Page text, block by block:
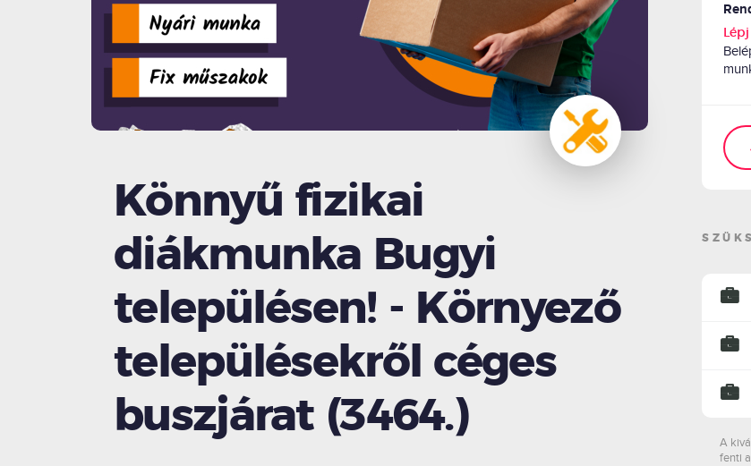
Könnyű fizikai
diákmunka Bugyi
településen! - Környező
településekről céges
buszjárat (3464.)
A
fenti